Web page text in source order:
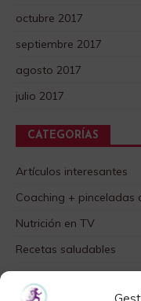
octubre 2017
septiembre 2017
agosto 2017
julio 2017
CATEGORÍAS
Artículos interesantes
Coaching + pinceladas
Nutrición en TV
Recetas saludables
SABORES DIFERENTES